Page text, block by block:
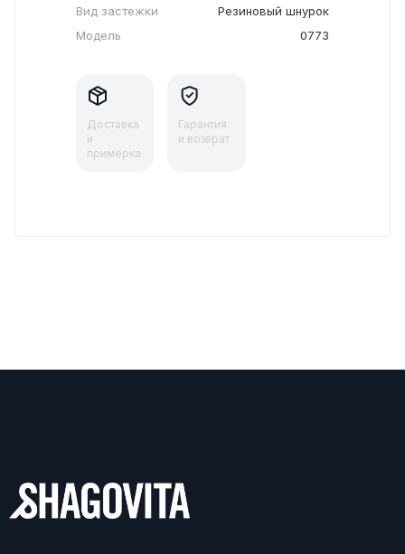
Вид застежки
Резиновый шнурок
Модель
0773
Доставка
и
примерка
Гарантия
и возврат